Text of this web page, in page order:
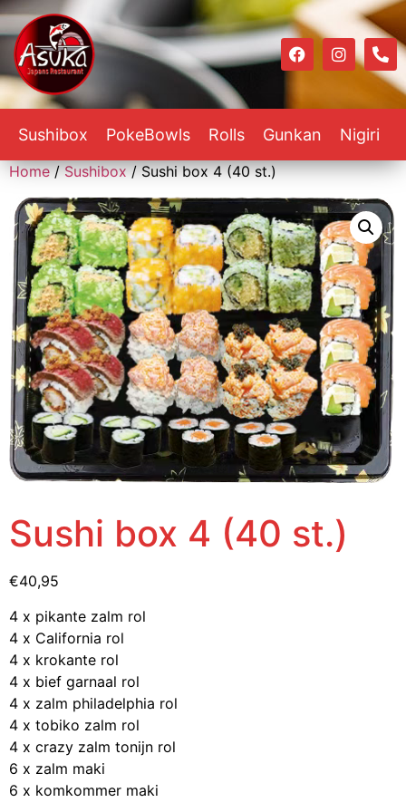
Sushibox PokeBowls Rolls Gunkan Nigiri
Home/Sushibox/ Sushi box 4 (40 st.)
Sushi box 4 (40 st.)
€40,95
4 x pikante zalm rol
4 x California rol
4 x krokante rol
4 x bief garnaal rol
4 x zalm philadelphia rol
4 x tobiko zalm rol
4 x crazy zalm tonijn rol
6 x zalm maki
6 x komkommer maki